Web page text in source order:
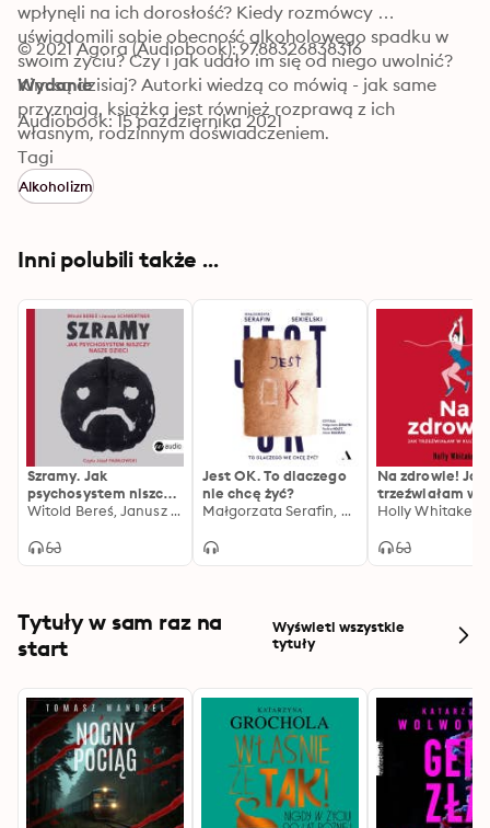
wpłynęli na ich dorosłość? Kiedy rozmówcy
uświadomili sobie obecność alkoholowego spadku w
swoim życiu? Czy i jak udało im się od niego uwolnić?
Kim są dzisiaj? Autorki wiedzą co mówią - jak same
przyznają, książka jest również rozprawą z ich
własnym, rodzinnym doświadczeniem.
© 2021 Agora (Audiobook): 9788326838316
Wydanie
Audiobook: 15 października 2021
Tagi
Alkoholizm
Inni polubili także ...
Szramy. Jak
psychosystem niszczy
nasze dzieci
Witold Bereś, Janusz Schwertner
Jest OK. To dlaczego
nie chcę żyć?
Małgorzata Serafin, Marek Sekielski
Na zdrowie! Jak
trzeźwiałam w
kulturze picia
Holly Whitaker
Tytuły w sam raz na
start
Wyświetl wszystkie
tytuły